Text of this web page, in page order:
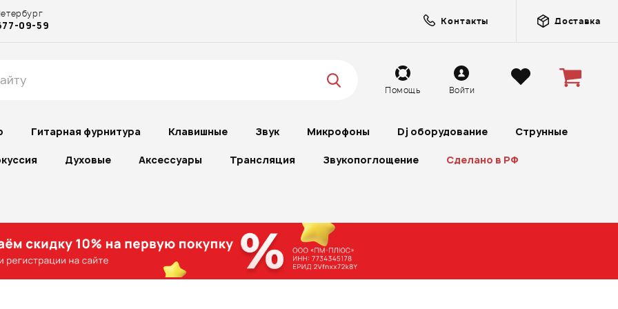
09-59 Контакты Доставка
Помощь Войти
Гитарная фурнитура Клавишные Звук Микрофоны Dj оборудование Струнные
Духовые Аксессуары Трансляция Звукопоглощение Сделано в РФ